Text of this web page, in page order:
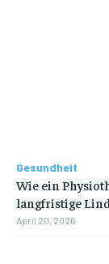
Gesundheit
Wie ein
langfristige
April 20, 2026